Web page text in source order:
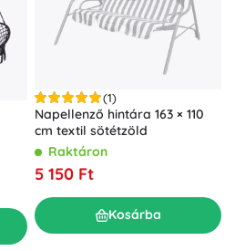
(1)
Napellenző hintára 163 × 110
cm textil sötétzöld
Raktáron
5 150 Ft
Kosárba